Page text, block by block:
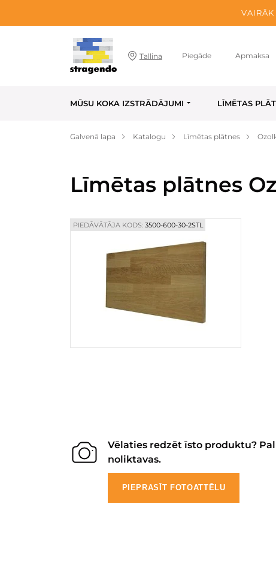
Tallina Piegāde Apmaksa
MŪSU KOKA IZSTRĀDĀJUMI LĪMĒTAS
Galvenā lapa Katalogu Līmētas plātnes
Līmētas plātnes
PIEDĀVĀTĀJA KODS: 3500-600-30-2STL
Vēlaties redzēt īsto produktu?
noliktavas.
PIEPRASĪT FOTOATTĒLU